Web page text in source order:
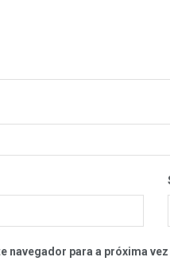
navegador para a próxima